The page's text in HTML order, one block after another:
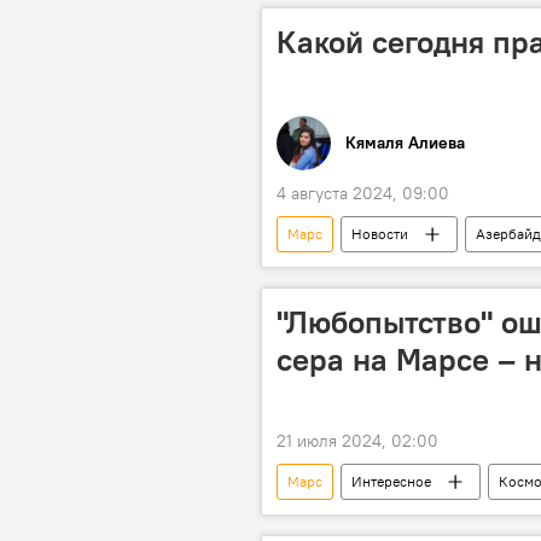
Какой сегодня
Кямаля Алиева
4 августа 2024, 09:00
Марс Новости
Какой сегодня праздник
"Любопытство"
сера на Марсе –
21 июля 2024, 02:00
Марс Интересное
Наука